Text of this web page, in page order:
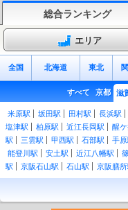
総合ランキング
エリア
全国 北海道 東北
すべて 京都 滋
米原駅 坂田駅 田村駅 長浜駅
塩津駅
柏原駅 近江長岡駅 醒
駅
三雲駅 甲西駅 石部駅 手原
能登川駅
安土駅 近江八幡駅
駅
京阪石山駅 石山駅 京阪膳所
駅
比叡山坂本駅 おごと温泉駅
近江
駅
マキノ駅 永原駅 石山寺駅